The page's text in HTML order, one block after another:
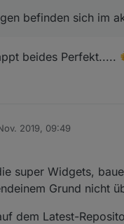
sich jetzt der Dialog.
Tabelle:
Du möchtest den aber
befinden sich im
beides Perfekt.....
2019, 09:49
super Widgets,
Grund nicht
dem Latest-